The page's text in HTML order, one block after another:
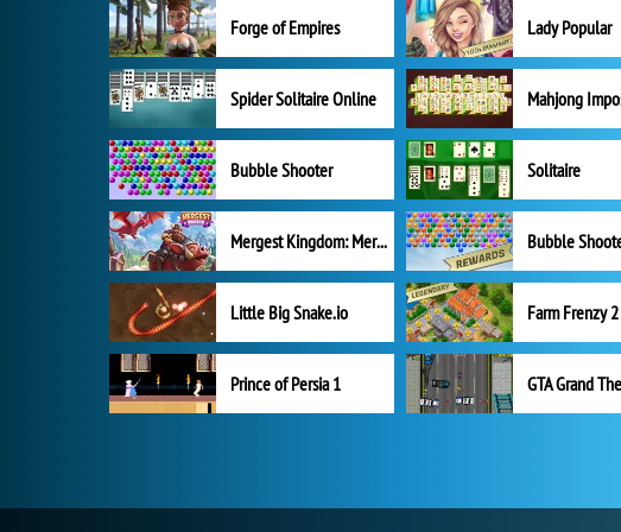
Forge of Empires Lady Popular
Spider Solitaire Online Mahjong
Bubble Shooter Solitaire
Mergest Kingdom: Merge Puzzle
Little Big Snake.io
Prince of Persia 1 GTA Grand